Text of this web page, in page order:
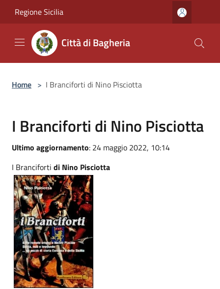
Regione Sicilia
Città di Bagheria
Home > I Branciforti di Nino Pisciotta
I Branciforti di Nino Pisciotta
Ultimo aggiornamento: 24 maggio 2022, 10:14
I Branciforti di Nino Pisciotta